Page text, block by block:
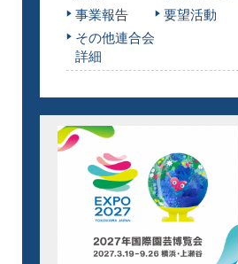
事業報告
要望活動
その他連合会
詳細